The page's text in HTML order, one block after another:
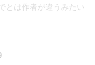
とは作者が違うみたい